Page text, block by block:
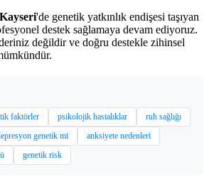
Kayseri'de genetik yatkınlık endişesi taşıyan
destek sağlamaya devam ediyoruz.
değildir ve doğru destekle zihinsel
faktörler psikolojik hastalıklar
ruh sağlığı
genetik mi
anksiyete nedenleri
genetik risk